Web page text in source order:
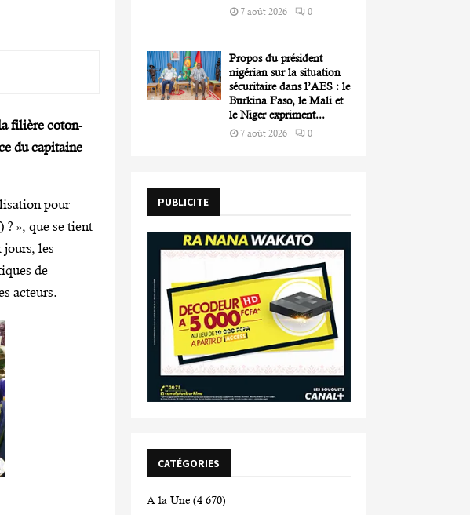
filière coton-
du capitaine
pour
», que se tient
les
de
acteurs.
7 août 2026 0
Propos du président
nigérian sur la situation
sécuritaire dans l’AES : le
Burkina Faso, le Mali et
le Niger expriment...
7 août 2026 0
PUBLICITE
CATÉGORIES
A la Une (4 670)